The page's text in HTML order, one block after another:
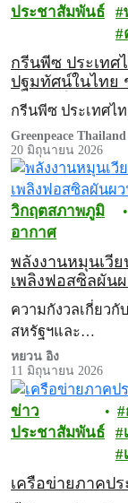
ประชาสัมพันธ์
กรีนพีซ ประเทศ
ปฐมทัศน์ในไทย
ฟอสซิลในสหัรฐ
กรีนพีซ ประเทศ
Greenpeace Thailand
20 มิถุนายน 2026
วิกฤตสภาพภูมิ
อากาศ
พลังงานหมุนเวี
เพลิงฟอสซิลผัน
ความกังวลเกี่ยว
สหรัฐฯและ…
หยวน อิง
11 มิถุนายน 2026
ข่าว
ประชาสัมพันธ์
เครือข่ายภาคป